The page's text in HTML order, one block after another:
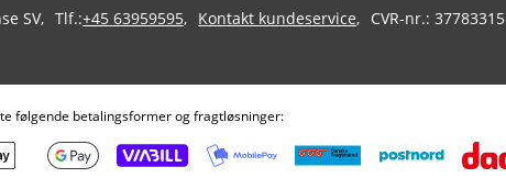
SV Tlf.:+45 63959595 Kontakt kundeservice CVR-nr.: 37783315
følgende betalingsformer og fragtløsninger: